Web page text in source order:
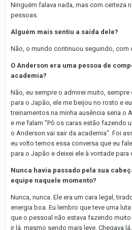
Ninguém falava nada, mas com certeza
pessoas.
Alguém mais sentiu a saída dele?
Não, o mundo continuou seguindo, com
O Anderson era uma pessoa de
academia?
Não, eu sempre o admirei muito, sempre
para o Japão, ele me beijou no rosto e
treinamentos na minha ausência seria o
e me falam "Pô os caras estão fazendo
o Anderson vai sair da academia". Foi
eu volto temos essa conversa que eu
para o Japão e deixei ele à vontade para
Nunca havia passado pela sua
equipe naquele momento?
Nunca, nunca. Ele era um cara legal,
energia boa. Eu lembro que teve uma
que o pessoal não estava fazendo
ir lá, mesmo sendo mais leve. Chegava